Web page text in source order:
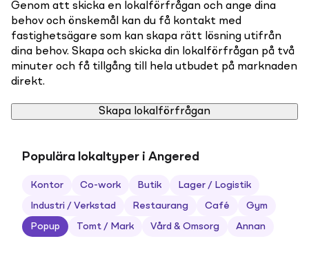
Genom att skicka en lokalförfrågan och ange dina
behov och önskemål kan du få kontakt med
fastighetsägare som kan skapa rätt lösning utifrån
dina behov. Skapa och skicka din lokalförfrågan på två
minuter och få tillgång till hela utbudet på marknaden
direkt.
Skapa lokalförfrågan
Populära lokaltyper i Angered
Kontor Co-work Butik Lager / Logistik
Industri / Verkstad Restaurang Café Gym
Popup Tomt / Mark Vård & Omsorg Annan